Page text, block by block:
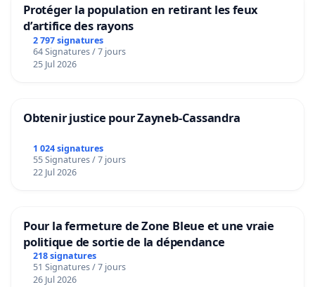
Protéger la population en retirant les feux
d’artifice des rayons
2 797 signatures
64 Signatures / 7 jours
25 Jul 2026
Obtenir justice pour Zayneb-Cassandra
1 024 signatures
55 Signatures / 7 jours
22 Jul 2026
Pour la fermeture de Zone Bleue et une vraie
politique de sortie de la dépendance
218 signatures
51 Signatures / 7 jours
26 Jul 2026